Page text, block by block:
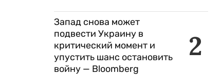
2
Запад снова может
подвести Украину в
критический момент и
упустить шанс остановить
войну — Bloomberg